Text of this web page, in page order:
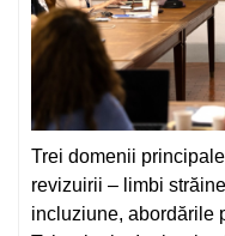
Trei domenii
revizuirii – limbi
incluziune, abordările